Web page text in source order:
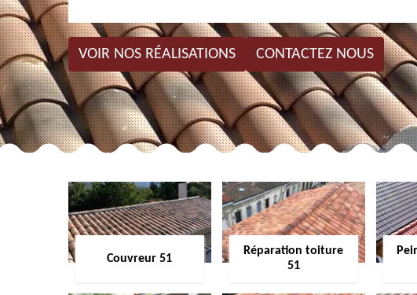
VOIR NOS RÉALISATIONS CONTACTEZ NOUS
Couvreur 51
Réparation toiture
51